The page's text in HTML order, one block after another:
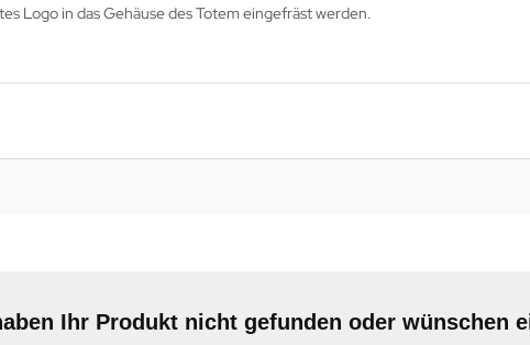
Logo in das Gehäuse des Totem eingefräst werden.
Ihr Produkt nicht gefunden oder wünschen